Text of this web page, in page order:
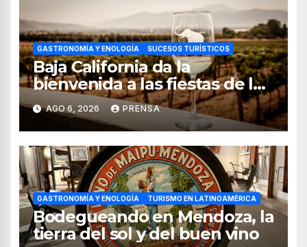
GASTRONOMÍA Y ENOLOGÍA SUCESOS TURÍSTICOS
Baja California da la
bienvenida a las fiestas de la
vendimia 2026
AGO 6, 2026 PRENSA
GASTRONOMÍA Y ENOLOGÍA TURISMO EN LATINOAMÉRICA
Bodegueando en Mendoza, la
tierra del sol y del buen vino